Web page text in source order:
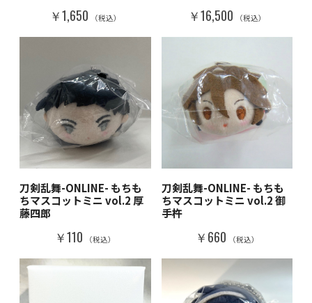
￥1,650 （税込） ￥16,500 （税込）
刀剣乱舞-ONLINE- もちも
ちマスコットミニ vol.2 厚
藤四郎
￥110 （税込）
刀剣乱舞-ONLINE- もちも
ちマスコットミニ vol.2 御
手杵
￥660 （税込）